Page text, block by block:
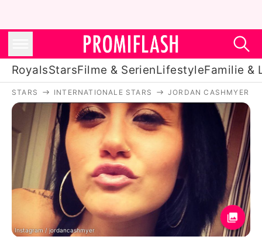
RoyalsStarsFilme & SerienLifestyleFamilie &
Royals
Stars
Filme & Serien
Lifestyle
Familie & Liebe
Promiflash Exklusiv
STARS INTERNATIONALE STARS JORDAN CASHMYER
Instagram / jordancashmyer